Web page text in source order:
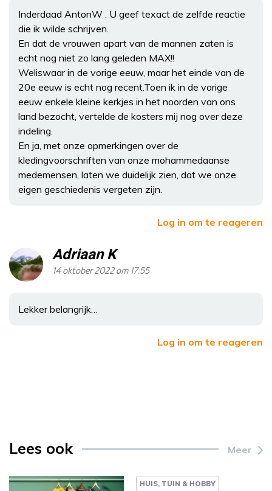
Inderdaad AntonW . U geef texact de zelfde reactie
die ik wilde schrijven.
En dat de vrouwen apart van de mannen zaten is
echt nog niet zo lang geleden MAX!!
Weliswaar in de vorige eeuw, maar het einde van de
20e eeuw is echt nog recent.Toen ik in de vorige
eeuw enkele kleine kerkjes in het noorden van ons
land bezocht, vertelde de kosters mij nog over deze
indeling.
En ja, met onze opmerkingen over de
kledingvoorschriften van onze mohammedaanse
medemensen, laten we duidelijk zien, dat we onze
eigen geschiedenis vergeten zijn.
Log in om te reageren
Adriaan K
14 oktober 2022 om 17:55
Lekker belangrijk…
Log in om te reageren
Lees ook Meer
HUIS, TUIN & HOBBY